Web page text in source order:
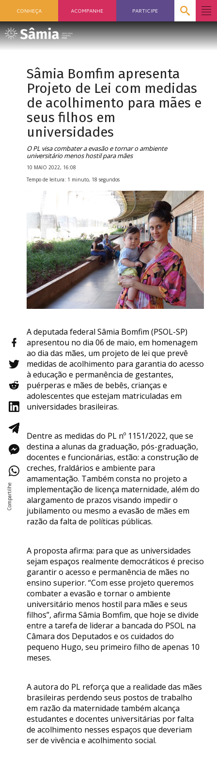
CONHEÇA ACOMPANHE PARTICIPE
Sâmia Bomfim apresenta
Projeto de Lei com medidas
de acolhimento para mães e
seus filhos em
universidades
O PL visa combater a evasão e tornar o ambiente
universitário menos hostil para mães
10 MAIO 2022, 16:08
Tempo de leitura: 1 minuto, 18 segundos
A deputada federal Sâmia Bomfim (PSOL-SP)
apresentou no dia 06 de maio, em homenagem
ao dia das mães, um projeto de lei que prevê
medidas de acolhimento para garantia do acesso
à educação e permanência de gestantes,
puérperas e mães de bebês, crianças e
adolescentes que estejam matriculadas em
universidades brasileiras.
Dentre as medidas do PL nº 1151/2022, que se
destina a alunas da graduação, pós-graduação,
docentes e funcionárias, estão: a construção de
creches, fraldários e ambiente para
amamentação. Também consta no projeto a
implementação de licença maternidade, além do
alargamento de prazos visando impedir o
jubilamento ou mesmo a evasão de mães em
razão da falta de políticas públicas.
A proposta afirma: para que as universidades
sejam espaços realmente democráticos é preciso
garantir o acesso e permanência de mães no
ensino superior. “Com esse projeto queremos
combater a evasão e tornar o ambiente
universitário menos hostil para mães e seus
filhos”, afirma Sâmia Bomfim, que hoje se divide
entre a tarefa de liderar a bancada do PSOL na
Câmara dos Deputados e os cuidados do
pequeno Hugo, seu primeiro filho de apenas 10
meses.
A autora do PL reforça que a realidade das mães
brasileiras perdendo seus postos de trabalho
em razão da maternidade também alcança
estudantes e docentes universitárias por falta
de acolhimento nesses espaços que deveriam
ser de vivência e acolhimento social.